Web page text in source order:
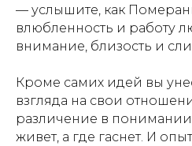
— услышите, как
влюбленность и работу
внимание, близость и
Кроме самих идей вы
взгляда на свои
различение в понимании
живет, а где гаснет. И